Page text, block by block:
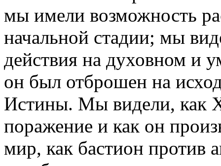
мы имели возможность
начальной стадии; мы
действия на духовном и
он был отброшен на
Истины. Мы видели, как
поражение и как он
мир, как бастион против